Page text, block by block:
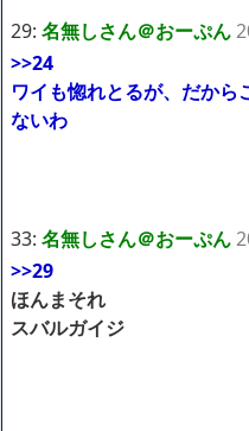
29: 名無しさん＠おーぷん
>>24
ワイも惚れとるが、だから
ないわ
33: 名無しさん＠おーぷん
>>29
ほんまそれ
スバルガイジ